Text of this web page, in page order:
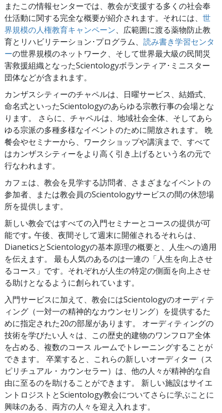
またこの情報センターでは、教会が支援する多くの社会奉
仕活動に関する完全な概要が紹介されます。それには、 世
界規模の人権教育キャンペーン、広範囲に渡る薬物防止教
育とリハビリテーション･プログラム、 読み書き学習センタ
ーの世界規模のネットワーク、そして世界最大級の民間災
害救援組織となったScientologyボランティア･ミニスター
団体などが含まれます。
カンザスシティーのチャペルは、日曜サービス、結婚式、
命名式といったScientologyのあらゆる宗教行事の会場とな
ります。 さらに、チャペルは、地域社会全体、そしてあら
ゆる宗派の多種多様なイベントのために開放されます。 晩
餐会やセミナーから、ワークショップや講演まで、すべて
はカンザスシティーをより高く引き上げるという名の元で
行なわれます。
カフェは、教会を見学する訪問者、さまざまなイベントの
参加者、または教会員のScientologyサービスの間の休憩場
所を提供します。
新しい教会ではすべての入門セミナーとコースの提供が可
能です｡ 午後、夜間そして週末に開催されるそれらは、
DianeticsとScientologyの基本原理の概要と、人生への適用
を伝えます。 最も人気のあるのは一連の「人生を向上させ
るコース」です。それぞれが人生の特定の側面を向上させ
る助けとなるように創られています。
入門サービスに加えて、教会にはScientologyのオーディテ
ィング（一対一の精神的なカウンセリング）を提供するた
めに指定された20の部屋があります。 オーディティングの
技術を学びたい人々は、この歴史的建物のワンフロア全体
を占める、複数のコース ルームでトレーニングすることが
できます。 卒業すると、これらの新しいオーディター（ス
ピリチュアル・カウンセラー）は、他の人々が精神的な自
由に至るのを助けることができます。 新しい施設はサイエ
ントロジストとScientology教会についてさらに学ぶことに
興味のある、両方の人々を迎え入れます。